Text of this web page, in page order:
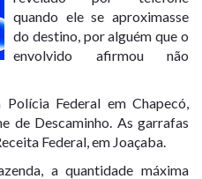
quando ele se aproximasse
do destino, por alguém que o
envolvido afirmou não
Federal em Chapecó,
de Descaminho. As garrafas
Federal, em Joaçaba.
a quantidade máxima